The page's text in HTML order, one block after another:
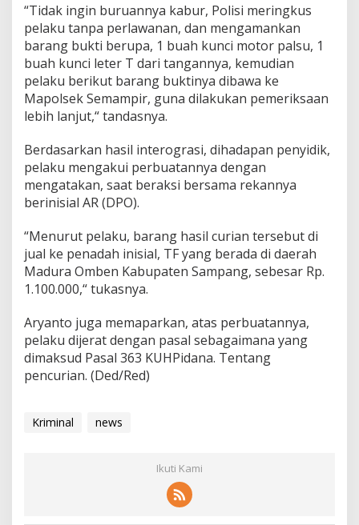
“Tidak ingin buruannya kabur, Polisi meringkus
pelaku tanpa perlawanan, dan mengamankan
barang bukti berupa, 1 buah kunci motor palsu, 1
buah kunci leter T dari tangannya, kemudian
pelaku berikut barang buktinya dibawa ke
Mapolsek Semampir, guna dilakukan pemeriksaan
lebih lanjut,“ tandasnya.
Berdasarkan hasil interograsi, dihadapan penyidik,
pelaku mengakui perbuatannya dengan
mengatakan, saat beraksi bersama rekannya
berinisial AR (DPO).
“Menurut pelaku, barang hasil curian tersebut di
jual ke penadah inisial, TF yang berada di daerah
Madura Omben Kabupaten Sampang, sebesar Rp.
1.100.000,“ tukasnya.
Aryanto juga memaparkan, atas perbuatannya,
pelaku dijerat dengan pasal sebagaimana yang
dimaksud Pasal 363 KUHPidana. Tentang
pencurian. (Ded/Red)
Kriminal news
Ikuti Kami